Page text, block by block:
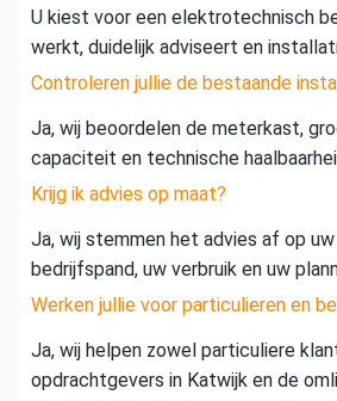
U kiest voor een elektrotechnisch
werkt, duidelijk adviseert en
Controleren jullie de bestaande
Ja, wij beoordelen de meterkast,
capaciteit en technische
Krijg ik advies op maat?
Ja, wij stemmen het advies af op
bedrijfspand, uw verbruik en uw
Werken jullie voor particulieren en
Ja, wij helpen zowel particuliere
opdrachtgevers in Katwijk en de